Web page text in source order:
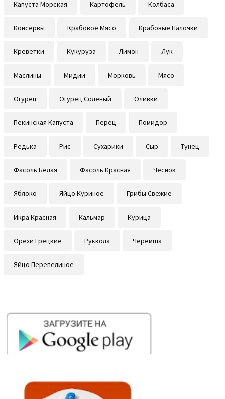
Капуста Морская Картофель Колбаса
Консервы Крабовое Мясо Крабовые Палочки
Креветки Кукуруза Лимон Лук
Маслины Мидии Морковь Мясо
Огурец Огурец Соленый Оливки
Пекинская Капуста Перец Помидор
Редька Рис Сухарики Сыр Тунец
Фасоль Белая Фасоль Красная Чеснок
Яблоко Яйцо Куриное Грибы Свежие
Икра Красная Кальмар Курица
Орехи Грецкие Руккола Черемша
Яйцо Перепелиное